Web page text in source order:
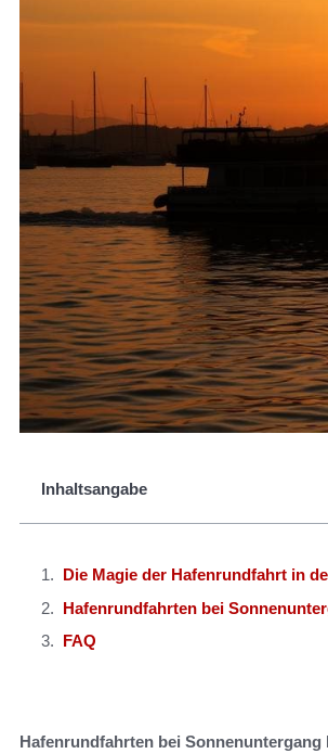
Inhaltsangabe
Die Magie der Hafenrundfahrt in
Hafenrundfahrten bei
FAQ
Hafenrundfahrten bei Sonnenuntergang